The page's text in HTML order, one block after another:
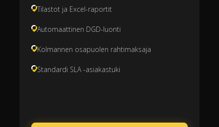
Tilastot ja Excel-raportit
Automaattinen DGD-luonti
Kolmannen osapuolen rahtimaksaja
Standardi SLA -asiakastuki